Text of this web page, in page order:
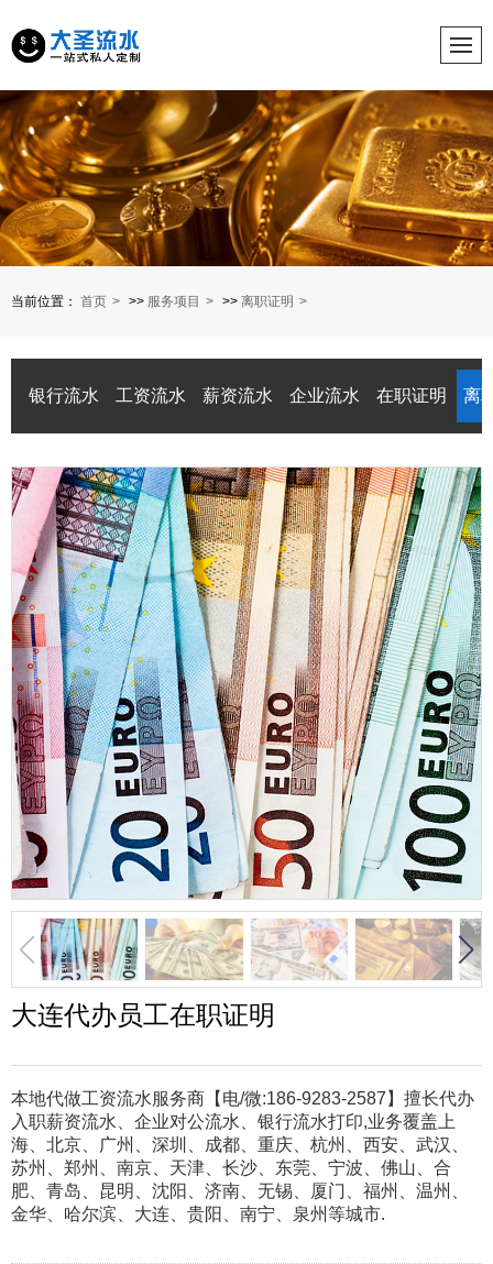
当前位置： 首页 >> 服务项目 >> 离职证明
银行流水 工资流水 薪资流水 企业流水 在职证明 离
大连代办员工在职证明
本地代做工资流水服务商【电/微:186-9283-2587】擅长代办
入职薪资流水、企业对公流水、银行流水打印,业务覆盖上
海、北京、广州、深圳、成都、重庆、杭州、西安、武汉、
苏州、郑州、南京、天津、长沙、东莞、宁波、佛山、合
肥、青岛、昆明、沈阳、济南、无锡、厦门、福州、温州、
金华、哈尔滨、大连、贵阳、南宁、泉州等城市.